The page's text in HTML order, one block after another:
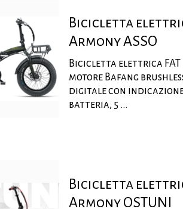
Bicicletta
Armony ASSO
Bicicletta elettrica FAT
motore Bafang
digitale con
batteria, 5 ...
Bicicletta
Armony OSTUNI